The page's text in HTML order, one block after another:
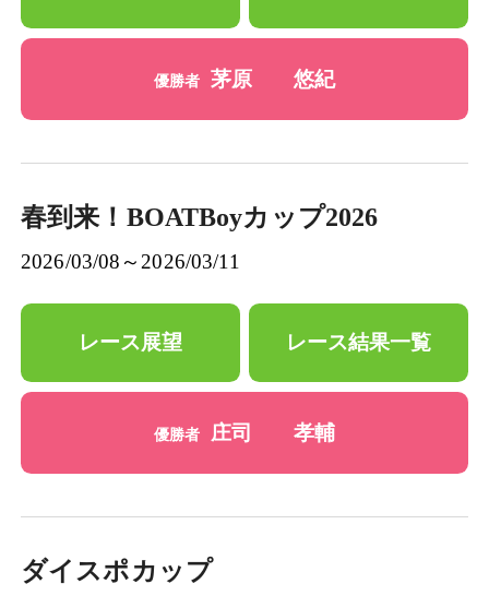
優勝者 茅原 悠紀
春到来！BOATBoyカップ2026
2026/03/08～2026/03/11
レース展望 レース結果一覧
優勝者 庄司 孝輔
ダイスポカップ